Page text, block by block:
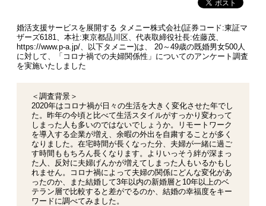
婚活支援サービスを展開する タメニー株式会社(証券コード:東証マ
ザーズ6181、本社:東京都品川区、代表取締役社長:佐藤茂、
https://www.p-a.jp/、以下タメニー)は、 20～49歳の既婚男女500人
に対して、「コロナ禍での夫婦関係性」についてのアンケート調査
を実施いたしました
＜調査背景＞
2020年はコロナ禍が日々の生活を大きく変化させた年でし
た。昨年の今頃と比べて生活スタイルがすっかり変わって
しまった人も多いのではないでしょうか。リモートワーク
を導入する企業が増え、余暇の外出を自粛することが多く
なりました。在宅時間が長くなった分、夫婦が一緒に過ご
す時間ももちろん長くなります。よりいっそう絆が深まっ
た人、反対に夫婦げんかが増えてしまった人もいるかもし
れません。コロナ禍によって夫婦の関係にどんな変化があ
ったのか、また結婚して3年以内の新婚層と10年以上のベ
テラン層で比較すると差がでるのか、結婚の幸福度をキー
ワードに調べてみました。